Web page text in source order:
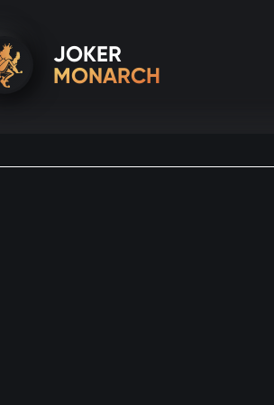
JOKER
MONARCH